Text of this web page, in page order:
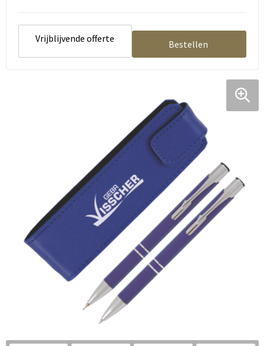
Vrijblijvende offerte Bestellen